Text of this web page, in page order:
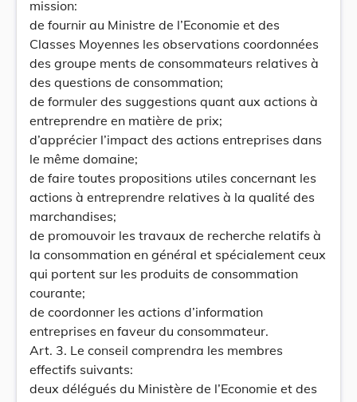
mission:
de fournir au Ministre de l’Economie et des
Classes Moyennes les observations coordonnées
des groupe ments de consommateurs relatives à
des questions de consommation;
de formuler des suggestions quant aux actions à
entreprendre en matière de prix;
d’apprécier l’impact des actions entreprises dans
le même domaine;
de faire toutes propositions utiles concernant les
actions à entreprendre relatives à la qualité des
marchandises;
de promouvoir les travaux de recherche relatifs à
la consommation en général et spécialement ceux
qui portent sur les produits de consommation
courante;
de coordonner les actions d’information
entreprises en faveur du consommateur.
Art. 3. Le conseil comprendra les membres
effectifs suivants:
deux délégués du Ministère de l’Economie et des